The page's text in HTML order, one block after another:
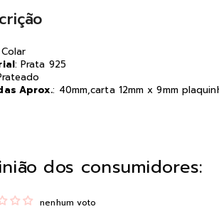
: Prata 925
Aprox.: 40mm,carta 12mm x 9mm
dos consumidores:
nenhum voto